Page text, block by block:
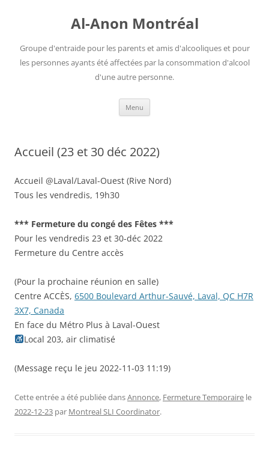
Al-Anon Montréal
Groupe d'entraide pour les parents et amis d'alcooliques et pour
les personnes ayants été affectées par la consommation d'alcool
d'une autre personne.
Menu
Accueil (23 et 30 déc 2022)
Accueil @Laval/Laval-Ouest (Rive Nord)
Tous les vendredis, 19h30
*** Fermeture du congé des Fêtes ***
Pour les vendredis 23 et 30-déc 2022
Fermeture du Centre accès
(Pour la prochaine réunion en salle)
Centre ACCÈS, 6500 Boulevard Arthur-Sauvé, Laval, QC H7R
3X7, Canada
En face du Métro Plus à Laval-Ouest
Local 203, air climatisé
(Message reçu le jeu 2022-11-03 11:19)
Cette entrée a été publiée dansAnnonce, Fermeture Temporaire le
2022-12-23 par Montreal SLI Coordinator.